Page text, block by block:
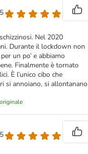
Nel 2020
Durante il lockdown non
un po’ e abbiamo
Finalmente è tornato
È l’unico cibo che
si annoiano, si allontanano